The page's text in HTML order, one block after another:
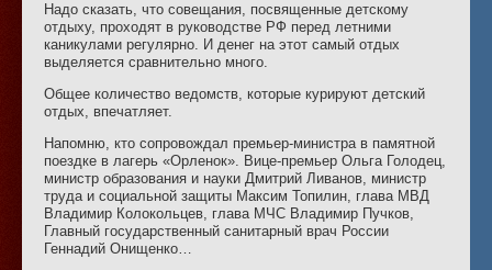
Надо сказать, что совещания, посвященные детскому
отдыху, проходят в руководстве РФ перед летними
каникулами регулярно. И денег на этот самый отдых
выделяется сравнительно много.
Общее количество ведомств, которые курируют детский
отдых, впечатляет.
Напомню, кто сопровождал премьер-министра в памятной
поездке в лагерь «Орленок». Вице-премьер Ольга Голодец,
министр образования и науки Дмитрий Ливанов, министр
труда и социальной защиты Максим Топилин, глава МВД
Владимир Колокольцев, глава МЧС Владимир Пучков,
Главный государственный санитарный врач России
Геннадий Онищенко…